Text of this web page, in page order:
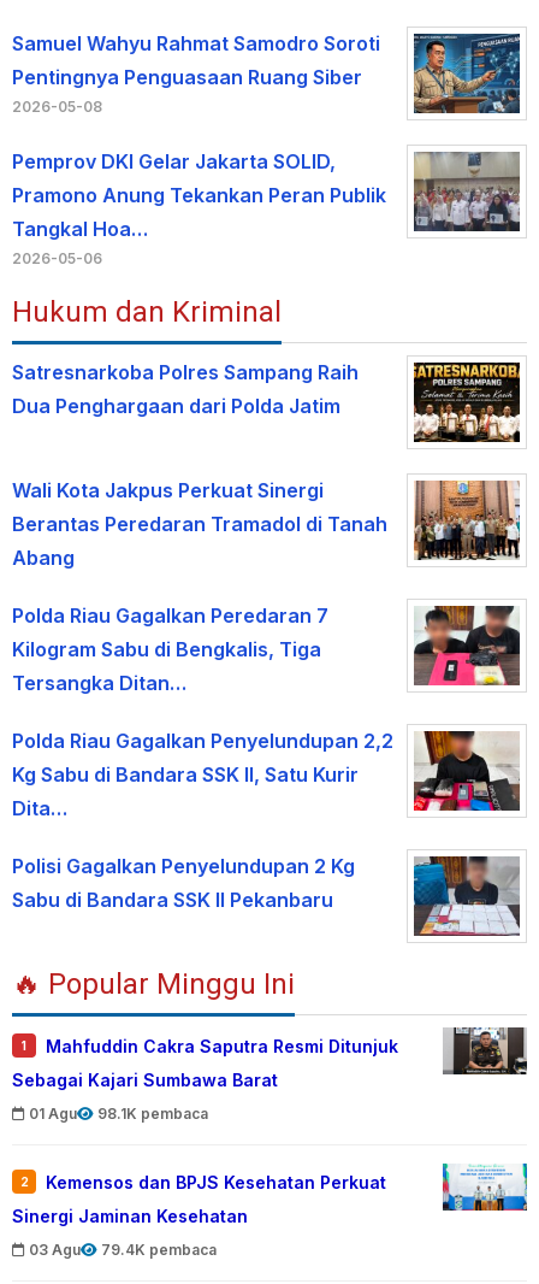
Samuel Wahyu Rahmat Samodro Soroti
Pentingnya Penguasaan Ruang Siber
2026-05-08
Pemprov DKI Gelar Jakarta SOLID,
Pramono Anung Tekankan Peran Publik
Tangkal Hoa…
2026-05-06
Hukum dan Kriminal
Satresnarkoba Polres Sampang Raih
Dua Penghargaan dari Polda Jatim
Wali Kota Jakpus Perkuat Sinergi
Berantas Peredaran Tramadol di Tanah
Abang
Polda Riau Gagalkan Peredaran 7
Kilogram Sabu di Bengkalis, Tiga
Tersangka Ditan…
Polda Riau Gagalkan Penyelundupan 2,2
Kg Sabu di Bandara SSK II, Satu Kurir
Dita…
Polisi Gagalkan Penyelundupan 2 Kg
Sabu di Bandara SSK II Pekanbaru
🔥 Popular Minggu Ini
1
Mahfuddin Cakra Saputra Resmi Ditunjuk
Sebagai Kajari Sumbawa Barat
01 Agu 98.1K pembaca
2
Kemensos dan BPJS Kesehatan Perkuat
Sinergi Jaminan Kesehatan
03 Agu 79.4K pembaca